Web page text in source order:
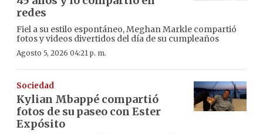
redes
Fiel a su estilo espontáneo, Meghan Markle compartió
fotos y videos divertidos del día de su cumpleaños
Agosto 5, 2026 04:21 p. m.
Sociedad
Kylian Mbappé compartió
fotos de su paseo con Ester
Expósito